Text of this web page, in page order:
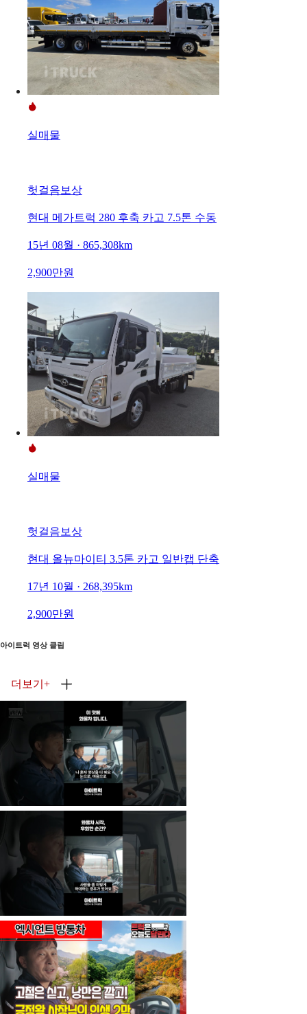
실매물
헛걸음보상
현대 메가트럭 280 후축 카고 7.5톤 수동
15년 08월 · 865,308km
2,900만원
실매물
헛걸음보상
현대 올뉴마이티 3.5톤 카고 일반캡 단축
17년 10월 · 268,395km
2,900만원
아이트럭 영상 클립
더보기 +